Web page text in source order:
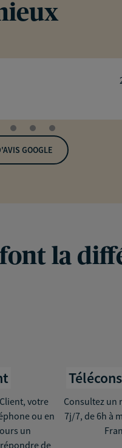
GOOGLE
la
votre
ou en
un
de
Consultez un
7j/7, de 6h à